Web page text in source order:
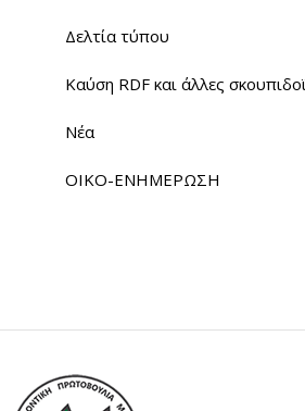
Δελτία τύπου
Καύση RDF και άλλες
Νέα
ΟΙΚΟ-ΕΝΗΜΕΡΩΣΗ